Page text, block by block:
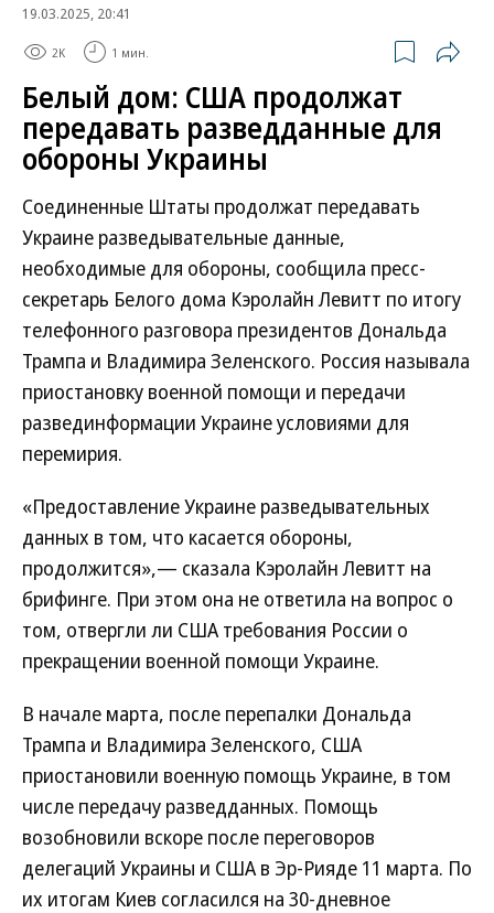
19.03.2025, 20:41
2K 1 мин.
Белый дом: США продолжат
передавать разведданные для
обороны Украины
Соединенные Штаты продолжат передавать
Украине разведывательные данные,
необходимые для обороны, cообщила пресс-
секретарь Белого дома Кэролайн Левитт по итогу
телефонного разговора президентов Дональда
Трампа и Владимира Зеленского. Россия называла
приостановку военной помощи и передачи
развединформации Украине условиями для
перемирия.
«Предоставление Украине разведывательных
данных в том, что касается обороны,
продолжится»,— сказала Кэролайн Левитт на
брифинге. При этом она не ответила на вопрос о
том, отвергли ли США требования России о
прекращении военной помощи Украине.
В начале марта, после перепалки Дональда
Трампа и Владимира Зеленского, США
приостановили военную помощь Украине, в том
числе передачу разведданных. Помощь
возобновили вскоре после переговоров
делегаций Украины и США в Эр-Рияде 11 марта. По
их итогам Киев согласился на 30-дневное